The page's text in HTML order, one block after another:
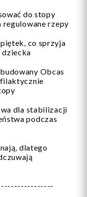
do stopy
regulowane rzepy
co sprzyja
dziecka
Obcas
dla stabilizacji
podczas
dlatego